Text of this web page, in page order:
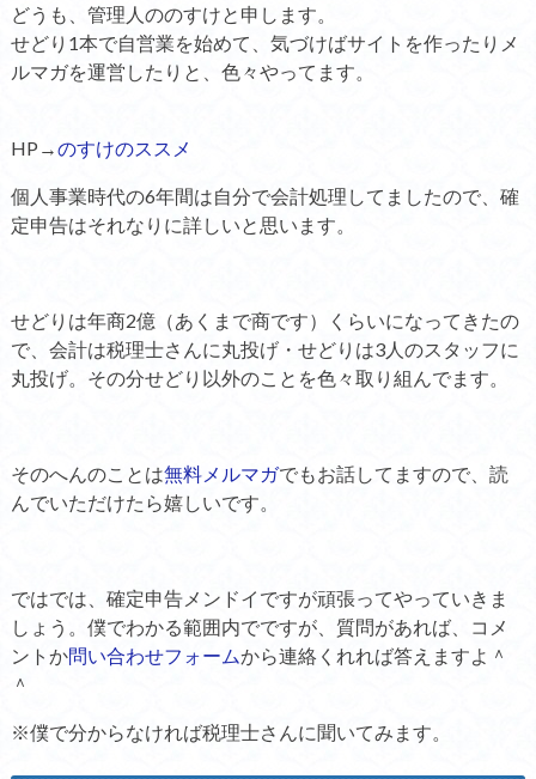
どうも、管理人ののすけと申します。
せどり1本で自営業を始めて、気づけばサイトを作ったりメ
ルマガを運営したりと、色々やってます。
HP→のすけのススメ
個人事業時代の6年間は自分で会計処理してましたので、確
定申告はそれなりに詳しいと思います。
せどりは年商2億（あくまで商です）くらいになってきたの
で、会計は税理士さんに丸投げ・せどりは3人のスタッフに
丸投げ。その分せどり以外のことを色々取り組んでます。
そのへんのことは無料メルマガでもお話してますので、読
んでいただけたら嬉しいです。
ではでは、確定申告メンドイですが頑張ってやっていきま
しょう。僕でわかる範囲内でですが、質問があれば、コメ
ントか問い合わせフォームから連絡くれれば答えますよ＾
＾
※僕で分からなければ税理士さんに聞いてみます。